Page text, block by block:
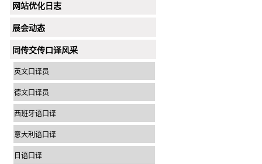
网站优化日志
展会动态
同传交传口译风采
英文口译员
德文口译员
西班牙语口译
意大利语口译
日语口译